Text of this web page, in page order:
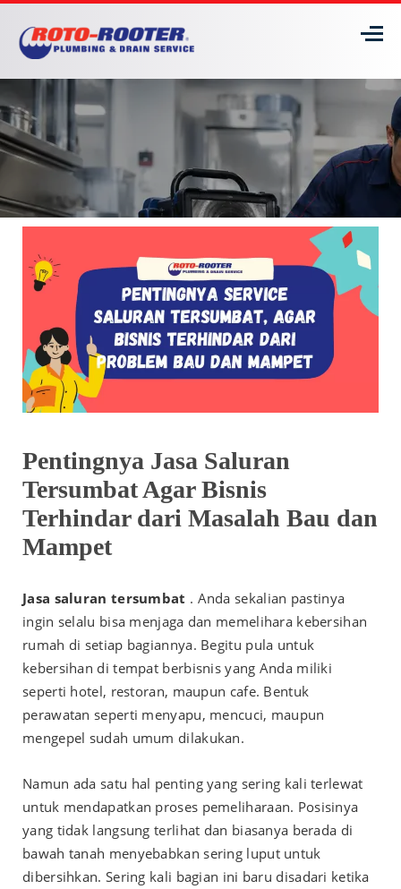
Pentingnya Jasa Saluran
Tersumbat Agar Bisnis
Terhindar dari Masalah Bau dan
Mampet
Jasa saluran tersumbat . Anda sekalian pastinya
ingin selalu bisa menjaga dan memelihara kebersihan
rumah di setiap bagiannya. Begitu pula untuk
kebersihan di tempat berbisnis yang Anda miliki
seperti hotel, restoran, maupun cafe. Bentuk
perawatan seperti menyapu, mencuci, maupun
mengepel sudah umum dilakukan.
Namun ada satu hal penting yang sering kali terlewat
untuk mendapatkan proses pemeliharaan. Posisinya
yang tidak langsung terlihat dan biasanya berada di
bawah tanah menyebabkan sering luput untuk
dibersihkan. Sering kali bagian ini baru disadari ketika